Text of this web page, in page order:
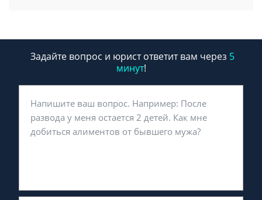
Задайте вопрос и юрист ответит вам через 5
минут!